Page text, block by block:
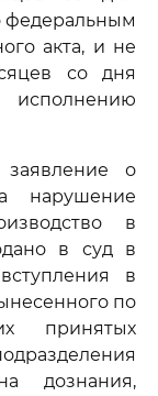
федеральным
акта, и не
со дня
заявление о
нарушение
в
в суд в
в
по
принятых
дознания,